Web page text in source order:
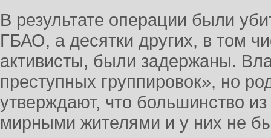
В результате операции были
ГБАО, а десятки других, в том
активисты, были задержаны.
преступных группировок», но
утверждают, что большинство
мирными жителями и у них не